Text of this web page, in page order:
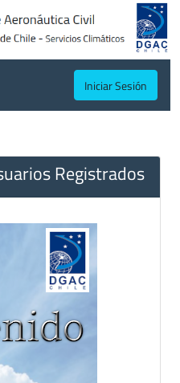
Iniciar Sesión
Registrados